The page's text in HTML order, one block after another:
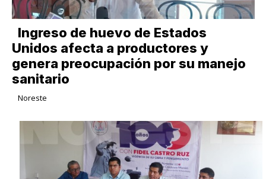
Ingreso de huevo de Estados
Unidos afecta a productores y
genera preocupación por su manejo
sanitario
Noreste